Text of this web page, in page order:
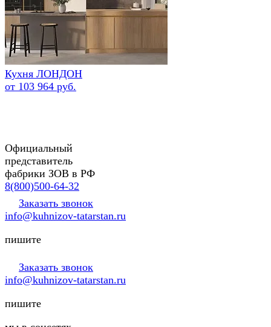
Кухня ЛОНДОН
от 103 964 руб.
Официальный
представитель
фабрики ЗОВ в РФ
8(800)500-64-32
Заказать звонок
info@kuhnizov-tatarstan.ru
пишите
Заказать звонок
info@kuhnizov-tatarstan.ru
пишите